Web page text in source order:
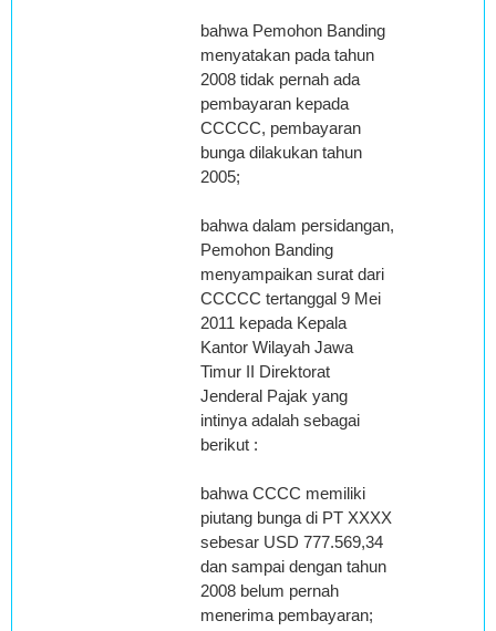
bahwa Pemohon Banding
menyatakan pada tahun
2008 tidak pernah ada
pembayaran kepada
CCCCC, pembayaran
bunga dilakukan tahun
2005;
bahwa dalam persidangan,
Pemohon Banding
menyampaikan surat dari
CCCCC tertanggal 9 Mei
2011 kepada Kepala
Kantor Wilayah Jawa
Timur II Direktorat
Jenderal Pajak yang
intinya adalah sebagai
berikut :
bahwa CCCC memiliki
piutang bunga di PT XXXX
sebesar USD 777.569,34
dan sampai dengan tahun
2008 belum pernah
menerima pembayaran;